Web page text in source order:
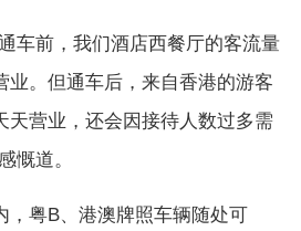
车前，我们酒店西餐厅的客流量
业。但通车后，来自香港的游客
天营业，还会因接待人数过多需
慨道。
，粤B、港澳牌照车辆随处可